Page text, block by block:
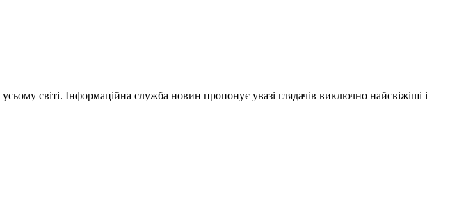
світі. Інформаційна служба новин пропонує увазі глядачів виключно найсвіжіші і